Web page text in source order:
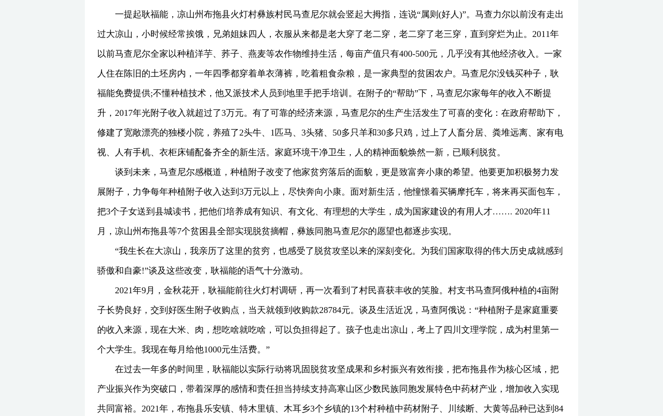
一提起耿福能，凉山州布拖县火灯村彝族村民马查尼尔就会竖起大拇指，连说“属则(好人)”。马查力尔以前没有走出
过大凉山，小时候经常挨饿，兄弟姐妹四人，衣服从来都是老大穿了老二穿，老二穿了老三穿，直到穿烂为止。2011年
以前马查尼尔全家以种植洋芋、荞子、燕麦等农作物维持生活，每亩产值只有400-500元，几乎没有其他经济收入。一家
人住在陈旧的土坯房内，一年四季都穿着单衣薄裤，吃着粗食杂粮，是一家典型的贫困农户。马查尼尔没钱买种子，耿
福能免费提供;不懂种植技术，他又派技术人员到地里手把手培训。在附子的“帮助”下，马查尼尔家每年的收入不断提
升，2017年光附子收入就超过了3万元。有了可靠的经济来源，马查尼尔的生产生活发生了可喜的变化：在政府帮助下，
修建了宽敞漂亮的独楼小院，养殖了2头牛、1匹马、3头猪、50多只羊和30多只鸡，过上了人畜分居、粪堆远离、家有电
视、人有手机、衣柜床铺配备齐全的新生活。家庭环境干净卫生，人的精神面貌焕然一新，已顺利脱贫。
谈到未来，马查尼尔感概道，种植附子改变了他家贫穷落后的面貌，更是致富奔小康的希望。他要更加积极努力发
展附子，力争每年种植附子收入达到3万元以上，尽快奔向小康。面对新生活，他憧憬着买辆摩托车，将来再买面包车，
把3个子女送到县城读书，把他们培养成有知识、有文化、有理想的大学生，成为国家建设的有用人才……. 2020年11
月，凉山州布拖县等7个贫困县全部实现脱贫摘帽，彝族同胞马查尼尔的愿望也都逐步实现。
“我生长在大凉山，我亲历了这里的贫穷，也感受了脱贫攻坚以来的深刻变化。为我们国家取得的伟大历史成就感到
骄傲和自豪!”谈及这些改变，耿福能的语气十分激动。
2021年9月，金秋花开，耿福能前往火灯村调研，再一次看到了村民喜获丰收的笑脸。村支书马查阿俄种植的4亩附
子长势良好，交到好医生附子收购点，当天就领到收购款28784元。谈及生活近况，马查阿俄说：“种植附子是家庭重要
的收入来源，现在大米、肉，想吃啥就吃啥，可以负担得起了。孩子也走出凉山，考上了四川文理学院，成为村里第一
个大学生。我现在每月给他1000元生活费。”
在过去一年多的时间里，耿福能以实际行动将巩固脱贫攻坚成果和乡村振兴有效衔接，把布拖县作为核心区域，把
产业振兴作为突破口，带着深厚的感情和责任担当持续支持高寒山区少数民族同胞发展特色中药材产业，增加收入实现
共同富裕。2021年，布拖县乐安镇、特木里镇、木耳乡3个乡镇的13个村种植中药材附子、川续断、大黄等品种已达到84